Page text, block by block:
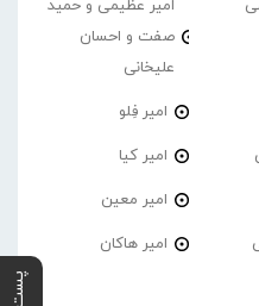
امیر عظیمی و حمید
صفت و احسان
علیخانی
امیر فِلو
امیر کیا
امیر معین
امیر هاکان